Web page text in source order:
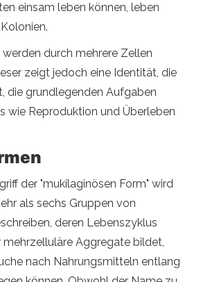
einsam leben können, leben
durch mehrere Zellen
zeigt jedoch eine Identität, die
die grundlegenden Aufgaben
wie Reproduktion und Überleben
der "mukilaginösen Form" wird
als sechs Gruppen von
deren Lebenszyklus
mehrzelluläre Aggregate bildet,
nach Nahrungsmitteln entlang